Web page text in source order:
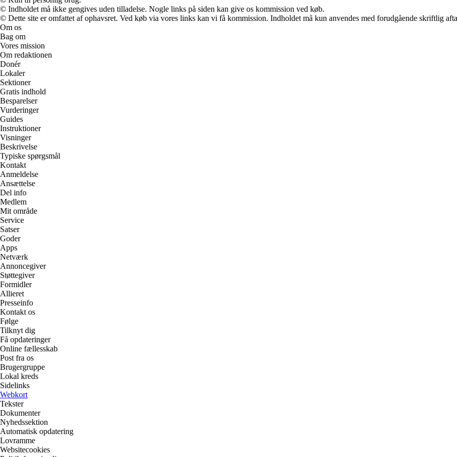
© Indholdet må ikke gengives uden tilladelse. Nogle links på siden kan give os kommission ved køb.
© Dette site er omfattet af ophavsret. Ved køb via vores links kan vi få kommission. Indholdet må kun anvendes med forudgående skriftlig
Om os
Bag om
Vores mission
Om redaktionen
Donér
Lokaler
Sektioner
Gratis indhold
Besparelser
Vurderinger
Guides
Instruktioner
Visninger
Beskrivelse
Typiske spørgsmål
Kontakt
Anmeldelse
Ansættelse
Del info
Medlem
Mit område
Service
Satser
Goder
Apps
Netværk
Annoncegiver
Støttegiver
Formidler
Allieret
Presseinfo
Kontakt os
Følge
Tilknyt dig
Få opdateringer
Online fællesskab
Post fra os
Brugergruppe
Lokal kreds
Sidelinks
Webkort
Tekster
Dokumenter
Nyhedssektion
Automatisk opdatering
Lovramme
Websitecookies